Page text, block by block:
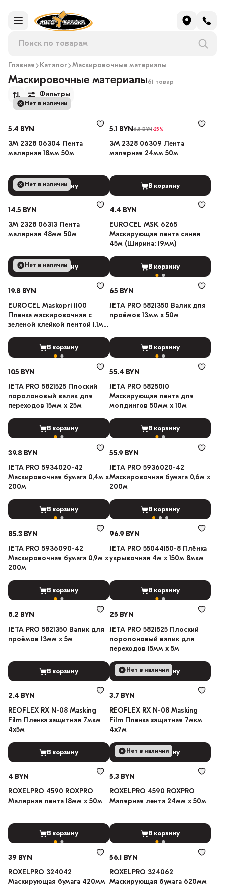
Главная Каталог Маскировочные материалы
Маскировочные материалы61 товар
Фильтры
Нет в наличии
5.4 BYN
3M 2328 06304 Лента
малярная 18мм 50м
В корзину
5.1 BYN6.8 BYN-25%
3M 2328 06309 Лента
малярная 24мм 50м
В корзину
Нет в наличии
14.5 BYN
3M 2328 06313 Лента
малярная 48мм 50м
В корзину
4.4 BYN
EUROCEL MSK 6265
Маскирующая лента синяя
45м (Ширина: 19мм)
В корзину
Нет в наличии
19.8 BYN
EUROCEL Maskopri 1100
Пленка маскировочная с
зеленой клейкой лентой 1.1м х
В корзину
65 BYN
JETA PRO 5821350 Валик для
проёмов 13мм х 50м
В корзину
105 BYN
JETA PRO 5821525 Плоский
поролоновый валик для
переходов 15мм х 25м
В корзину
55.4 BYN
JETA PRO 5825010
Маскирующая лента для
молдингов 50мм х 10м
В корзину
39.8 BYN
JETA PRO 5934020-42
Маскировочная бумага 0,4м х
200м
В корзину
55.9 BYN
JETA PRO 5936020-42
Маскировочная бумага 0,6м х
200м
В корзину
85.3 BYN
JETA PRO 5936090-42
Маскировочная бумага 0,9м х
200м
В корзину
96.9 BYN
JETA PRO 55044150-8 Плёнка
укрывочная 4м x 150м 8мкм
В корзину
8.2 BYN
JETA PRO 5821350 Валик для
проёмов 13мм х 5м
В корзину
25 BYN
JETA PRO 5821525 Плоский
поролоновый валик для
переходов 15мм х 5м
В корзину
2.4 BYN
REOFLEX RX N-08 Masking
Film Пленка защитная 7мкм
4х5м
В корзину
Нет в наличии
3.7 BYN
REOFLEX RX N-08 Masking
Film Пленка защитная 7мкм
4х7м
В корзину
4 BYN
ROXELPRO 4590 ROXPRO
Малярная лента 18мм х 50м
В корзину
Нет в наличии
5.3 BYN
ROXELPRO 4590 ROXPRO
Малярная лента 24мм х 50м
В корзину
39 BYN
ROXELPRO 324042
Маскирующая бумага 420мм
56.1 BYN
ROXELPRO 324062
Маскирующая бумага 620мм